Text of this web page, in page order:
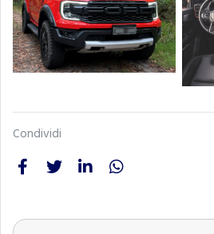
Condividi